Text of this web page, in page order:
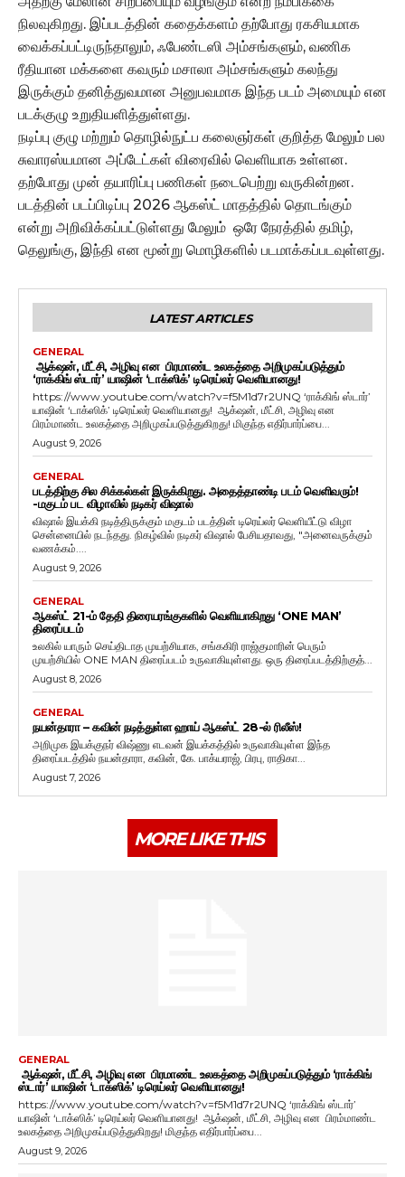
நிலவுகிறது. இப்படத்தின் கதைக்களம் தற்போது ரகசியமாக
வைக்கப்பட்டிருந்தாலும், ஃபேண்டஸி அம்சங்களும், வணிக
ரீதியான மக்களை கவரும் மசாலா அம்சங்களும் கலந்து
இருக்கும் தனித்துவமான அனுபவமாக இந்த படம் அமையும் என
படக்குழு உறுதியளித்துள்ளது.
நடிப்பு குழு மற்றும் தொழில்நுட்ப கலைஞர்கள் குறித்த மேலும் பல
சுவாரஸ்யமான அப்டேட்கள் விரைவில் வெளியாக உள்ளன.
தற்போது முன் தயாரிப்பு பணிகள் நடைபெற்று வருகின்றன.
படத்தின் படப்பிடிப்பு 2026 ஆகஸ்ட் மாதத்தில் தொடங்கும்
என்று அறிவிக்கப்பட்டுள்ளது மேலும் ஒரே நேரத்தில் தமிழ்,
தெலுங்கு, இந்தி என மூன்று மொழிகளில் படமாக்கப்படவுள்ளது.
LATEST ARTICLES
GENERAL
ஆக்‌ஷன், மீட்சி, அழிவு என பிரமாண்ட உலகத்தை அறிமுகப்படுத்தும்
‘ராக்கிங் ஸ்டார்’ யாஷின் ‘டாக்ஸிக்’ டிரெய்லர் வெளியானது!
https://www.youtube.com/watch?v=f5M1d7r2UNQ ‘ராக்கிங் ஸ்டார்’
யாஷின் ‘டாக்ஸிக்’ டிரெய்லர் வெளியானது! ஆக்‌ஷன், மீட்சி, அழிவு என
பிரம்மாண்ட உலகத்தை அறிமுகப்படுத்துகிறது! மிகுந்த எதிர்பார்ப்பை...
August 9, 2026
GENERAL
படத்திற்கு சில சிக்கல்கள் இருக்கிறது. அதைத்தாண்டி படம் வெளிவரும்!
-மகுடம் பட விழாவில் நடிகர் விஷால்
விஷால் இயக்கி நடித்திருக்கும் மகுடம் படத்தின் டிரெய்லர் வெளியீட்டு விழா
சென்னையில் நடந்தது. நிகழ்வில் நடிகர் விஷால் பேசியதாவது, "அனைவருக்கும்
வணக்கம்....
August 9, 2026
GENERAL
ஆகஸ்ட் 21-ம் தேதி திரையரங்குகளில் வெளியாகிறது ‘ONE MAN’
திரைப்படம்
உலகில் யாரும் செய்திடாத முயற்சியாக, சங்ககிரி ராஜ்குமாரின் பெரும்
முயற்சியில் ONE MAN திரைப்படம் உருவாகியுள்ளது. ஒரு திரைப்படத்திற்குத்...
August 8, 2026
GENERAL
நயன்தாரா – கவின் நடித்துள்ள ஹாய் ஆகஸ்ட் 28-ல் ரிலீஸ்!
அறிமுக இயக்குநர் விஷ்ணு எடவன் இயக்கத்தில் உருவாகியுள்ள இந்த
திரைப்படத்தில் நயன்தாரா, கவின், கே. பாக்யராஜ், பிரபு, ராதிகா...
August 7, 2026
MORE LIKE THIS
GENERAL
ஆக்‌ஷன், மீட்சி, அழிவு என பிரமாண்ட உலகத்தை அறிமுகப்படுத்தும் ‘ராக்கிங்
ஸ்டார்’ யாஷின் ‘டாக்ஸிக்’ டிரெய்லர் வெளியானது!
https://www.youtube.com/watch?v=f5M1d7r2UNQ ‘ராக்கிங் ஸ்டார்’
யாஷின் ‘டாக்ஸிக்’ டிரெய்லர் வெளியானது! ஆக்‌ஷன், மீட்சி, அழிவு என பிரம்மாண்ட
உலகத்தை அறிமுகப்படுத்துகிறது! மிகுந்த எதிர்பார்ப்பை...
August 9, 2026